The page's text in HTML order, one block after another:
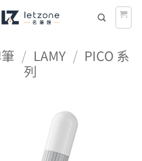
/ LAMY / PICO 系
列